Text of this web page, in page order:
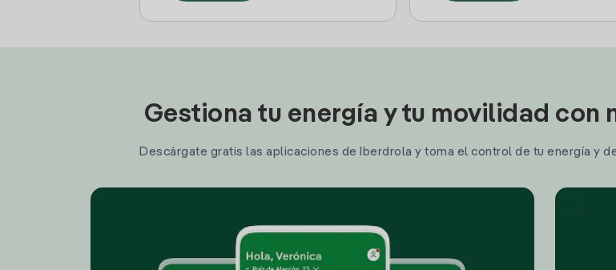
Gestiona tu energía y tu movilidad con
Descárgate gratis las aplicaciones de Iberdrola y toma el control de tu energía y